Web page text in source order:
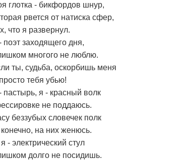
глотка - бикфордов шнур,
рвется от натиска сфер,
что я развернул.
поэт заходящего дня,
многого не люблю.
ты, судьба, оскорбишь меня
тебя убью!
пастырь, я - красный волк
не поддаюсь.
беззубых словечек полк
на них женюсь.
- электрический стул
долго не посидишь.